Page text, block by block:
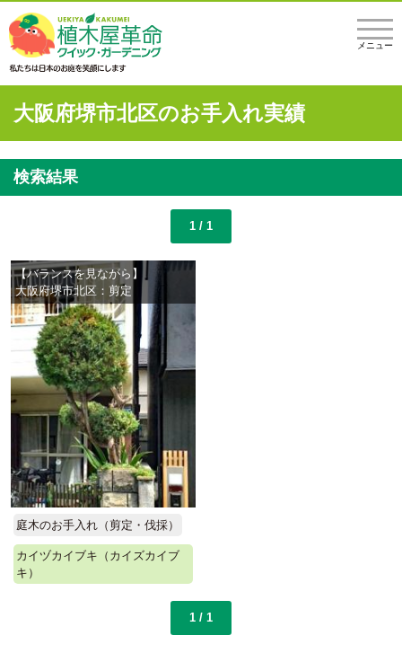
メニュー
大阪府堺市北区のお手入れ実績
検索結果
1 / 1
【バランスを見ながら】
大阪府堺市北区：剪定
庭木のお手入れ（剪定・伐採）
カイヅカイブキ（カイズカイブ
キ）
1 / 1